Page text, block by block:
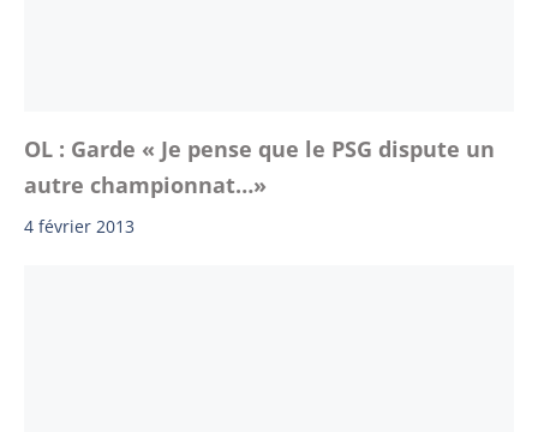
OL : Garde « Je pense que le PSG dispute un
autre championnat…»
4 février 2013